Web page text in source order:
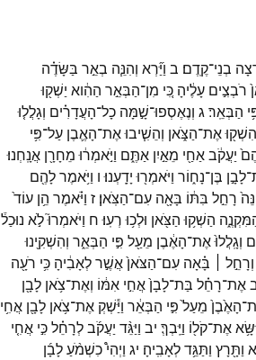
בְנֵי־קֶֽדֶם׃ ב וַיַּ֞רְא וְהִנֵּ֧ה בְאֵ֣ר בַּשָּׂדֶ֗ה
רֹבְצִ֣ים עָלֶ֔יהָ כִּ֚י מִן־הַבְּאֵ֣ר הַהִ֔וא יַשְׁק֖וּ
הַבְּאֵֽר׃ג וְנֶאֶסְפוּ־שָׁ֣מָּה כָל־הָעֲדָרִ֗ים וְגָלֲל֤וּ
אֶת־הַצֹּ֑אן וְהֵשִׁ֧יבוּאֶת־הָאֶ֛בֶן עַל־פִּ֥י
יַעֲקֹ֔באַחַ֖י מֵאַ֣יִן אַתֶּ֑ם וַיֹּ֣אמְר֔וּ מֵחָרָ֖ן אֲנָֽחְנוּ׃
לָבָ֣ן בֶּן־נָח֑וֹר וַיֹּאמְר֖וּ יָדָֽעְנוּ׃ ו וַיֹּ֥אמֶרלָהֶ֖ם
רָחֵ֣ל בִּתּ֔וֹ בָּאָ֖ה עִם־הַצֹּֽאן׃ ז וַיֹּ֗אמֶר הֵ֥ן עוֹד֙
הַשְׁק֥וּ הַצֹּ֖אן וּלְכ֥וּ רְעֽוּ׃ ח וַיֹּאמְרוּ֮לֹ֣א נוּכַל֒
וְגָֽלֲלוּ֙אֶת־הָאֶ֔בֶן מֵעַ֖ל פִּ֣י הַבְּאֵ֑ר וְהִשְׁקִ֖ינוּ
וְרָחֵ֣ל ׀ בָּ֗אָה עִם־הַצֹּאן֙אֲשֶׁ֣רלְאָבִ֔יהָ כִּ֥י רֹעָ֖ה
אֶת־רָחֵ֗ל בַּת־לָבָן֙אֲחִ֣י אִמּ֔וֹ וְאֶת־צֹ֥אן לָבָ֖ן
הָאֶ֙בֶן֙ מֵעַל֙ פִּ֣י הַבְּאֵ֔ר וַיַּ֕שְׁקְ אֶת־צֹ֥אן לָבָ֖ן אֲחִ֥י
אֶת־קֹל֖וֹ וַיֵּֽבְךְּ׃ יב וַיַּגֵּ֨ד יַעֲקֹ֜בלְרָחֵ֗לכִּ֣י אֲחִ֤י
וַתָּ֖רָץ וַתַּגֵּ֥דלְאָבִֽיהָ׃ יג וַיְהִי֩כִשְׁמֹ֨עַלָבָ֜ן